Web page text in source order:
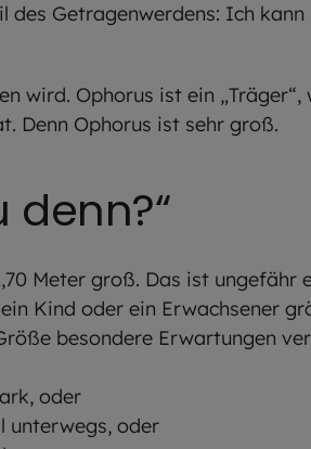
des Getragenwerdens: Ich
wird. Ophorus ist ein
Denn Ophorus ist sehr groß.
denn?“
Meter groß. Das ist ungefähr
Kind oder ein Erwachsener
besondere Erwartungen
oder
unterwegs, oder